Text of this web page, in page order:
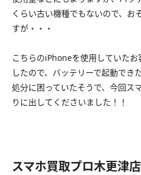
くらい古い機種でもないので、お
すが・・・
こちらのiPhoneを使用していた
したので、バッテリーで起動でき
処分に困っていたそうで、今回ス
りに出してくださいました！！
スマホ買取プロ木更津